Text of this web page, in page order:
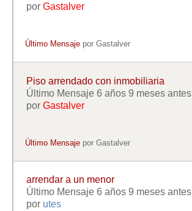
por Gastalver
Último Mensaje porGastalver
Piso arrendado con inmobiliaria
Último Mensaje 6 años 9 meses antes
por Gastalver
Último Mensaje porGastalver
arrendar a un menor
Último Mensaje 6 años 9 meses antes
por utes